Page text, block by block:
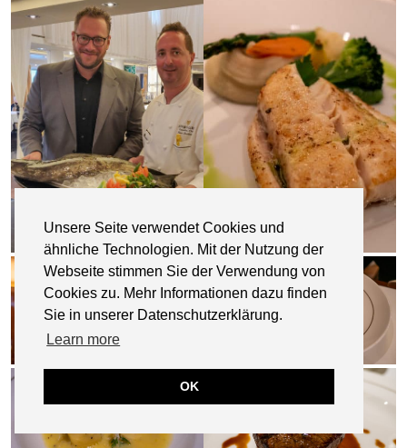
Unsere Seite verwendet Cookies und
ähnliche Technologien. Mit der Nutzung der
Webseite stimmen Sie der Verwendung von
Cookies zu. Mehr Informationen dazu finden
Sie in unserer Datenschutzerklärung.
Learn more
OK